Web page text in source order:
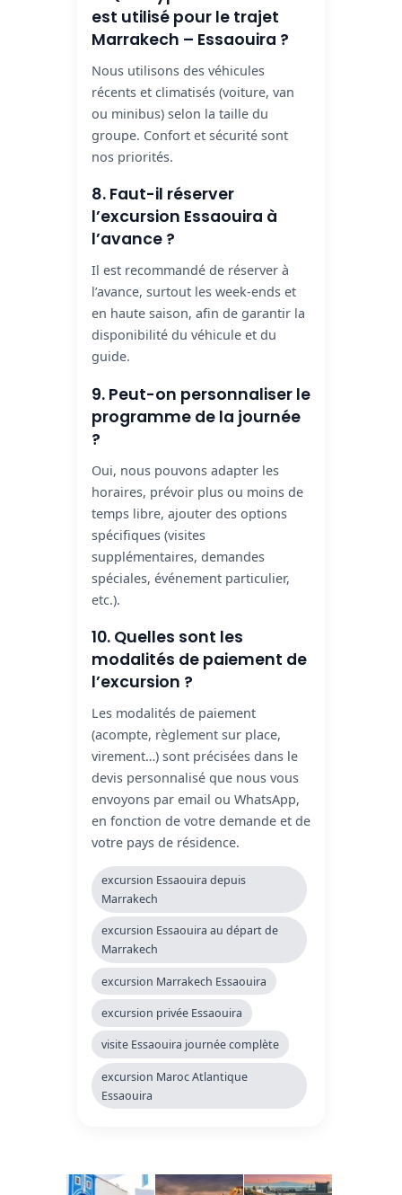
est utilisé pour le trajet
Marrakech – Essaouira ?
Nous utilisons des véhicules
récents et climatisés (voiture, van
ou minibus) selon la taille du
groupe. Confort et sécurité sont
nos priorités.
8. Faut-il réserver
l’excursion Essaouira à
l’avance ?
Il est recommandé de réserver à
l’avance, surtout les week-ends et
en haute saison, afin de garantir la
disponibilité du véhicule et du
guide.
9. Peut-on personnaliser le
programme de la journée
?
Oui, nous pouvons adapter les
horaires, prévoir plus ou moins de
temps libre, ajouter des options
spécifiques (visites
supplémentaires, demandes
spéciales, événement particulier,
etc.).
10. Quelles sont les
modalités de paiement de
l’excursion ?
Les modalités de paiement
(acompte, règlement sur place,
virement…) sont précisées dans le
devis personnalisé que nous vous
envoyons par email ou WhatsApp,
en fonction de votre demande et de
votre pays de résidence.
excursion Essaouira depuis
Marrakech
excursion Essaouira au départ de
Marrakech
excursion Marrakech Essaouira
excursion privée Essaouira
visite Essaouira journée complète
excursion Maroc Atlantique
Essaouira